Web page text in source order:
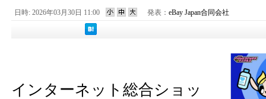
日時: 2026年03月30日 11:00 発表： eBay Japan合同会社
インターネット総合ショッ